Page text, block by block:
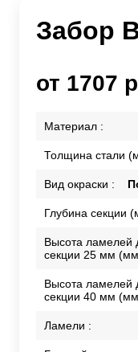
Забор
от 1707
Материал :
Толщина стали
Вид окраски :
Глубина секции
Высота ламелей
секции 25 мм
Высота ламелей
секции 40 мм
Ламели :